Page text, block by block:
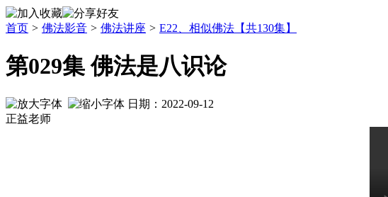
首页 > 佛法影音 > 佛法讲座 > E22、相似佛法【共130集】
第029集 佛法是八识论
日期：2022-09-12
正益老师